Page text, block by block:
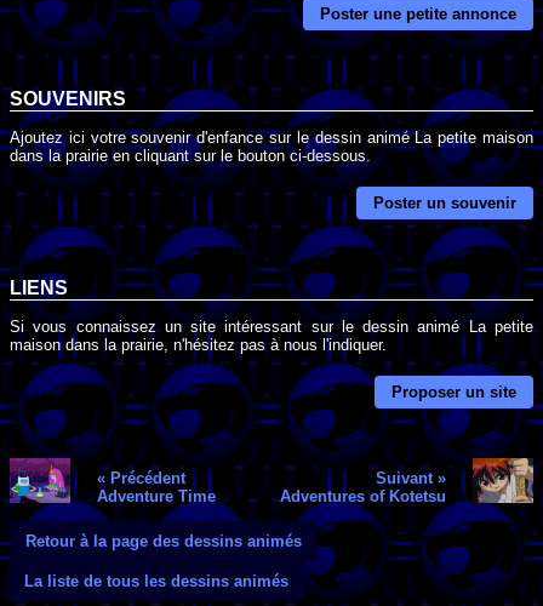
Poster une petite annonce
SOUVENIRS
Ajoutez ici votre souvenir d'enfance sur le dessin animé La petite maison
dans la prairie en cliquant sur le bouton ci-dessous.
Poster un souvenir
LIENS
Si vous connaissez un site intéressant sur le dessin animé La petite
maison dans la prairie, n'hésitez pas à nous l'indiquer.
Proposer un site
« Précédent
Adventure Time
Suivant »
Adventures of Kotetsu
Retour à la page des dessins animés
La liste de tous les dessins animés